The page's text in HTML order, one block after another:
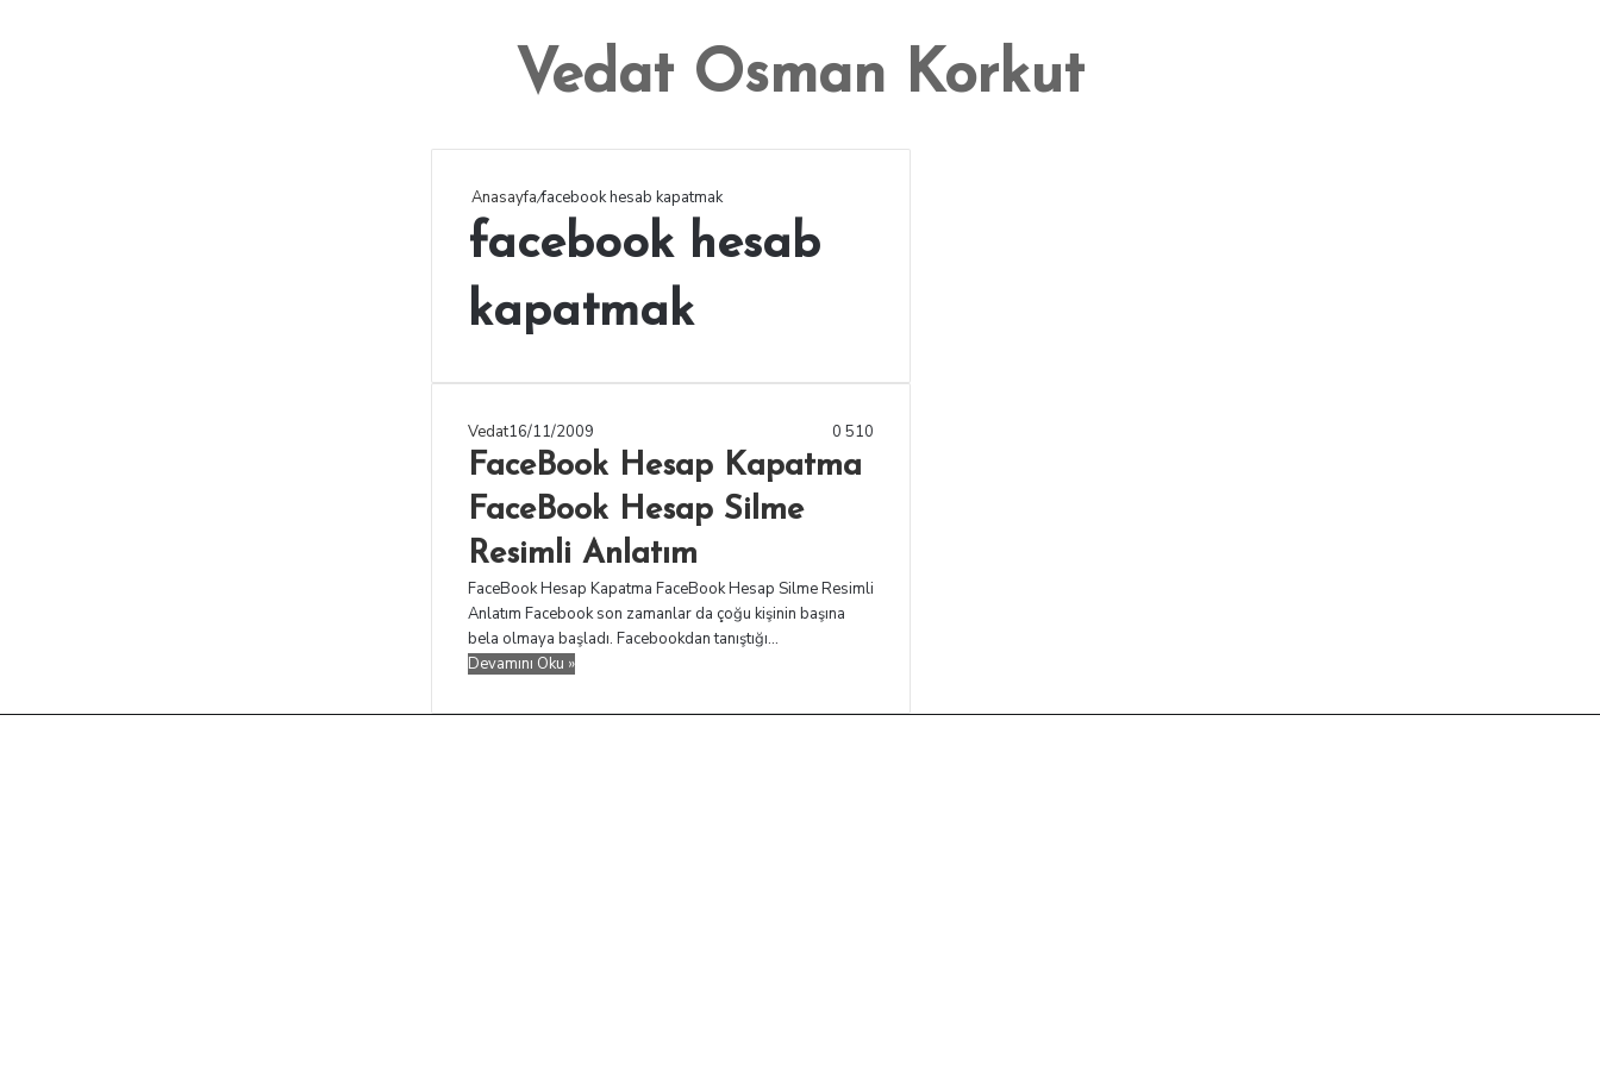
Vedat Osman Korkut
Anasayfa/facebook hesab kapatmak
facebook hesab
kapatmak
Vedat16/11/2009 0 510
FaceBook Hesap Kapatma
FaceBook Hesap Silme
Resimli Anlatım
FaceBook Hesap Kapatma FaceBook Hesap Silme Resimli
Anlatım Facebook son zamanlar da çoğu kişinin başına
bela olmaya başladı. Facebookdan tanıştığı…
Devamını Oku »